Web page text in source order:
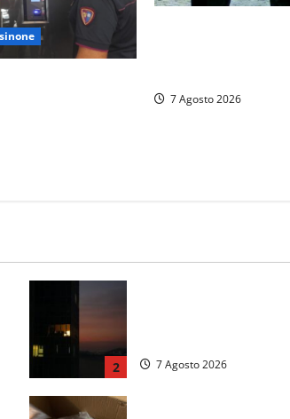
7 Agosto 2026
2 7 Agosto 2026